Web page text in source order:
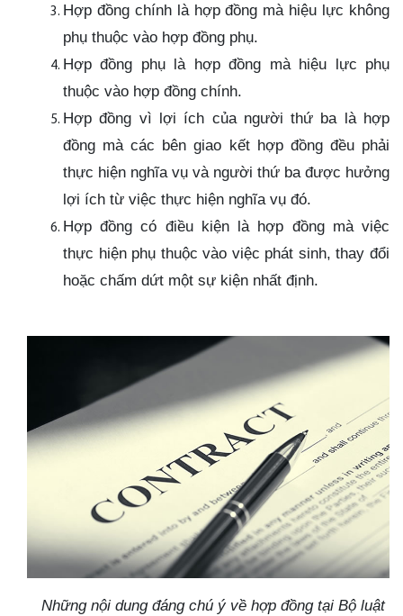
Hợp đồng chính là hợp đồng mà hiệu lực không
phụ thuộc vào hợp đồng phụ.
Hợp đồng phụ là hợp đồng mà hiệu lực phụ
thuộc vào hợp đồng chính.
Hợp đồng vì lợi ích của người thứ ba là hợp
đồng mà các bên giao kết hợp đồng đều phải
thực hiện nghĩa vụ và người thứ ba được hưởng
lợi ích từ việc thực hiện nghĩa vụ đó.
Hợp đồng có điều kiện là hợp đồng mà việc
thực hiện phụ thuộc vào việc phát sinh, thay đổi
hoặc chấm dứt một sự kiện nhất định.
Những nội dung đáng chú ý về hợp đồng tại Bộ luật